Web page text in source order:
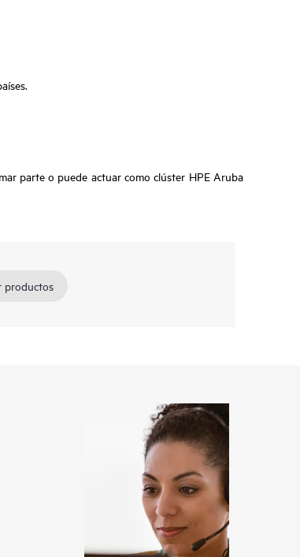
parte o puede actuar como clúster HPE Aruba
productos